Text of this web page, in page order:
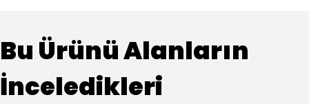
Bu Ürünü Alanların
İnceledikleri